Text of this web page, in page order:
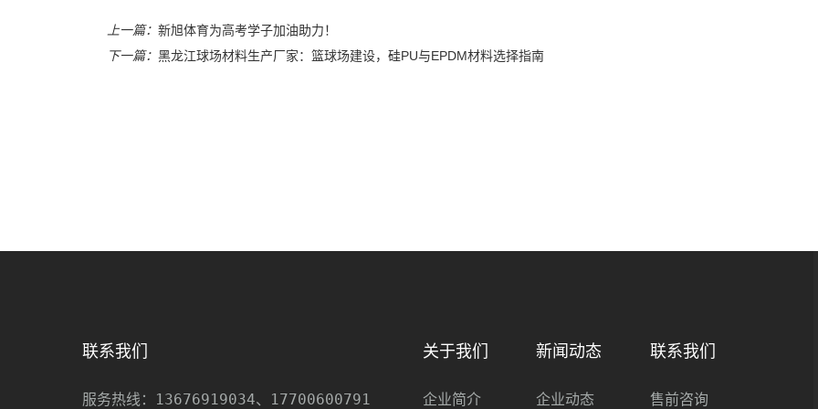
上一篇： 新旭体育为高考学子加油助力！
下一篇： 黑龙江球场材料生产厂家：篮球场建设，硅PU与EPDM材料选择指南
联系我们
服务热线： 13676919034、17700600791
关于我们
企业简介
新闻动态
企业动态
联系我们
售前咨询